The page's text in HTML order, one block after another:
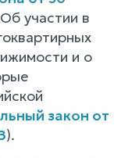
участии в
и о
закон от
).